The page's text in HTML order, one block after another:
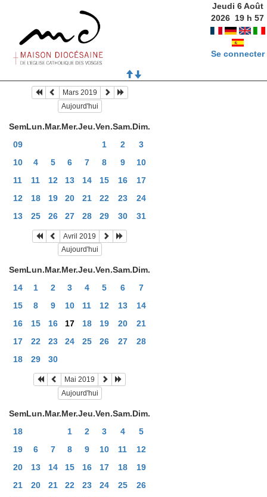
Jeudi 6 Août
2026 19 h57
Se connecter
Mars 2019
Aujourd'hui
SemLun.Mar.Mer.Jeu.Ven.Sam.Dim.
09
1 2
3
10
4 5 6 7 8 9
10
11
11 12 13 14 15 16
17
12
18 19 20 21 22 23
24
13
25 26 27 28 29 30 31
Avril 2019
Aujourd'hui
SemLun.Mar.Mer.Jeu.Ven.Sam.Dim.
14
1 2 3 4 5 6
7
15
8 9 10 11 12 13
14
16
15 16 17 18 19 20
21
17
22 23 24 25 26 27
28
18
29 30
Mai 2019
Aujourd'hui
SemLun.Mar.Mer.Jeu.Ven.Sam.Dim.
18
1 2 3 4
5
19
6 7 8 9 10 11
12
20
13 14 15 16 17 18
19
21
20 21 22 23 24 25
26